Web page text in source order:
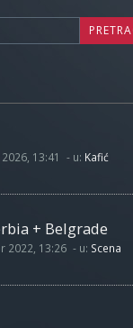
13:41 - u: Kafić
+ Belgrade
2022, 13:26 - u: Scena